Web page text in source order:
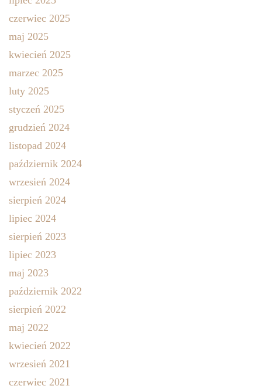
czerwiec 2025
maj 2025
kwiecień 2025
marzec 2025
luty 2025
styczeń 2025
grudzień 2024
listopad 2024
październik 2024
wrzesień 2024
sierpień 2024
lipiec 2024
sierpień 2023
lipiec 2023
maj 2023
październik 2022
sierpień 2022
maj 2022
kwiecień 2022
wrzesień 2021
czerwiec 2021